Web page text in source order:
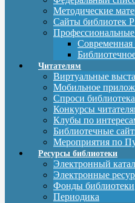
Методические
Сайты библиотек
Современная
Читателям
Виртуальные
Мобильное
Спроси
Конкурсы
Клубы по
Библиотечные
Мероприятия по
Ресурсы библиотеки
Электронный
Электронные
Фонды библиотеки
Периодика